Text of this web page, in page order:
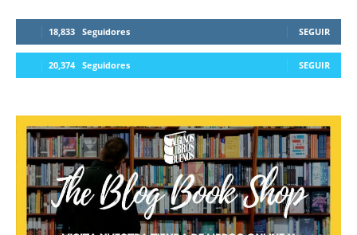
18,833 Seguidores SEGUIR
20,374 Seguidores SEGUIR